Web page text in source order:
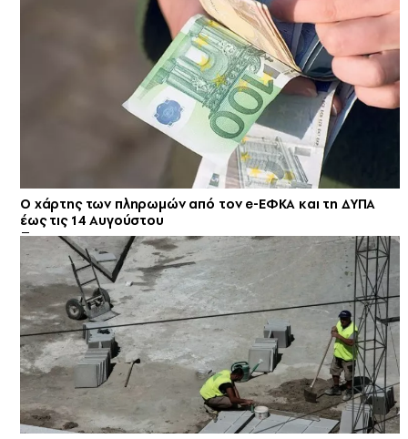
Ο χάρτης των πληρωμών από τον e-ΕΦΚΑ και τη ΔΥΠΑ
έως τις 14 Αυγούστου